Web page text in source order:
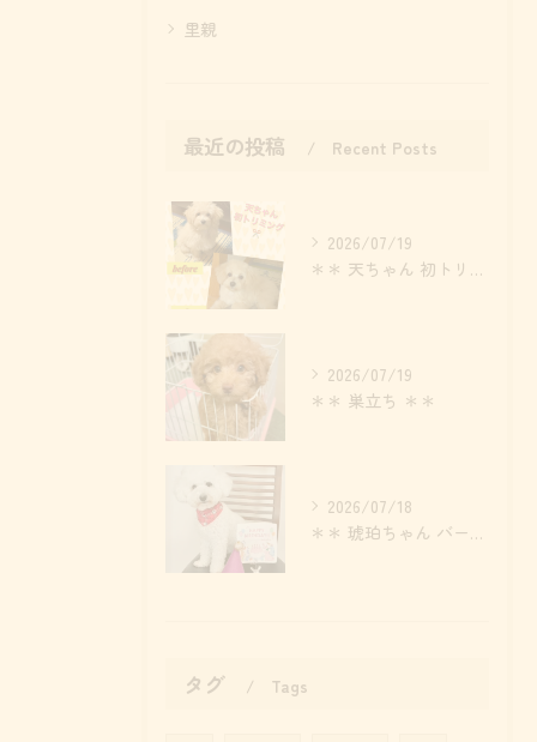
里親
最近の投稿 Recent Posts
2026/07/19
＊＊ 天ちゃん 初トリミング ＊＊
2026/07/19
＊＊ 巣立ち ＊＊
2026/07/18
＊＊ 琥珀ちゃん バースデー ＊＊
タグ Tags